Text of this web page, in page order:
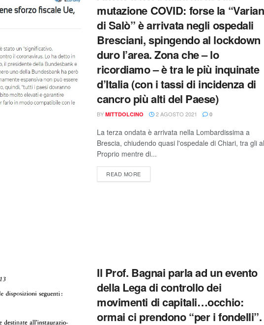
mutazione COVID: forse la
di Salò” è arrivata negli ospedali
Bresciani, spingendo al lockdown
duro l’area. Zona che – lo
ricordiamo – è tra le più inquinate
d’Italia (con i tassi di incidenza di
cancro più alti del Paese)
BY MITTDOLCINO 2 AGOSTO 2021 0
La terza ondata è arrivata nella Lombardissima a
Brescia, chiudendo quasi l'ospedale di Chiari, tra gli
Proprio mentre di...
READ MORE
Il Prof. Bagnai parla ad un evento
della Lega di controllo dei
movimenti di capitali…occhio:
ormai ci prendono “per i fondelli”.